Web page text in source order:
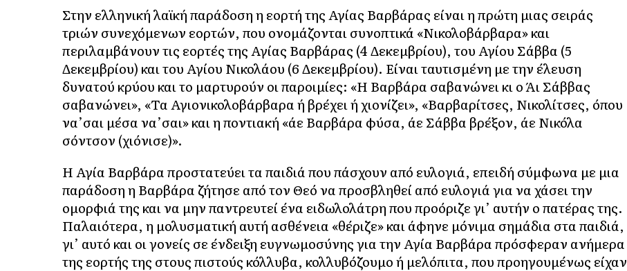
Στην ελληνική λαϊκή παράδοση η εορτή της Αγίας Βαρβάρας είναι η πρώτη μιας σειράς
τριών συνεχόμενων εορτών, που ονομάζονται συνοπτικά «Νικολοβάρβαρα» και
περιλαμβάνουν τις εορτές της Αγίας Βαρβάρας (4 Δεκεμβρίου), του Αγίου Σάββα (5
Δεκεμβρίου) και του Αγίου Νικολάου (6 Δεκεμβρίου). Είναι ταυτισμένη με την έλευση
δυνατού κρύου και το μαρτυρούν οι παροιμίες: «Η Βαρβάρα σαβανώνει κι ο Άι Σάββας
σαβανώνει», «Τα Αγιονικολοβάρβαρα ή βρέχει ή χιονίζει», «Βαρβαρίτσες, Νικολίτσες, όπου
να’σαι μέσα να’σαι» και η ποντιακή «άε Βαρβάρα φύσα, άε Σάββα βρέξον, άε Νικόλα
σόντσον (χιόνισε)».
Η Αγία Βαρβάρα προστατεύει τα παιδιά που πάσχουν από ευλογιά, επειδή σύμφωνα με μια
παράδοση η Βαρβάρα ζήτησε από τον Θεό να προσβληθεί από ευλογιά για να χάσει την
ομορφιά της και να μην παντρευτεί ένα ειδωλολάτρη που προόριζε γι’ αυτήν ο πατέρας της.
Παλαιότερα, η μολυσματική αυτή ασθένεια «θέριζε» και άφηνε μόνιμα σημάδια στα παιδιά,
γι’ αυτό και οι γονείς σε ένδειξη ευγνωμοσύνης για την Αγία Βαρβάρα πρόσφεραν ανήμερα
της εορτής της στους πιστούς κόλλυβα, κολλυβόζουμο ή μελόπιτα, που προηγουμένως είχαν